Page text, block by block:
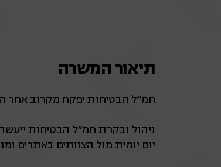
תיאור המשרה
חמ"ל הבטיחות יפקח מקרוב אחר
ניהול ובקרת חמ"ל הבטיחות
יום יומית מול הצוותים באתרים